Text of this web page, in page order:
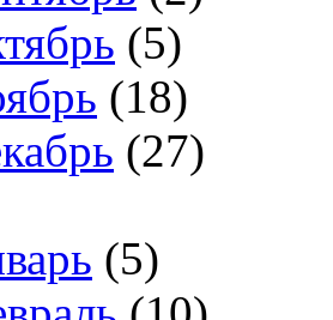
(5)
(18)
(27)
(5)